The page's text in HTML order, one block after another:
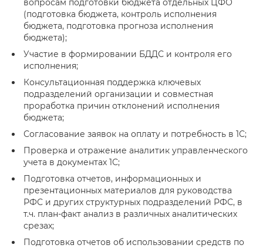
вопросам подготовки бюджета отдельных ЦФО
(подготовка бюджета, контроль исполнения
бюджета, подготовка прогноза исполнения
бюджета);
Участие в формировании БДДС и контроля его
исполнения;
Консультационная поддержка ключевых
подразделений организации и совместная
проработка причин отклонений исполнения
бюджета;
Согласование заявок на оплату и потребность в 1С;
Проверка и отражение аналитик управленческого
учета в документах 1С;
Подготовка отчетов, информационных и
презентационных материалов для руководства
РФС и других структурных подразделений РФС, в
т.ч. план-факт анализ в различных аналитических
срезах;
Подготовка отчетов об использовании средств по